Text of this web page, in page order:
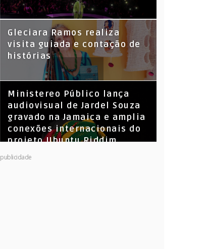
KL Jay (Racionais MC’s), DJ
Raíz e DJ Leandro Vitrola na
BIGSHAKE 14
Gleciara Ramos realiza
visita guiada e contação de
histórias
​Ministereo Público lança
audiovisual de Jardel Souza
gravado na Jamaica e amplia
conexões internacionais do
projeto Ubuntu Riddim
publicidade